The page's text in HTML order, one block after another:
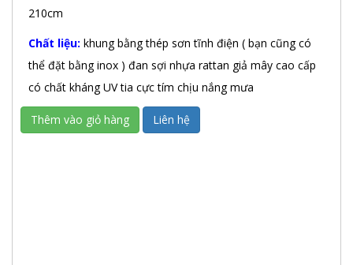
210cm
Chất liệu: khung bằng thép sơn tĩnh điện ( bạn cũng có
thể đặt bằng inox ) đan sợi nhựa rattan giả mây cao cấp
có chất kháng UV tia cực tím chịu nắng mưa
Thêm vào giỏ hàng Liên hệ